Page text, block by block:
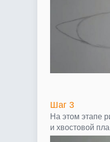
Шаг 3
На этом этапе
и хвостовой